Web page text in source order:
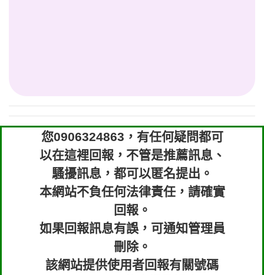
您0906324863，有任何疑問都可
以在這裡回報，不管是推薦訊息、
騷擾訊息，都可以匿名提出。
本網站不負任何法律責任，請確實
回報。
如果回報訊息有誤，可通知管理員
刪除。
該網站提供使用者回報有關號碼